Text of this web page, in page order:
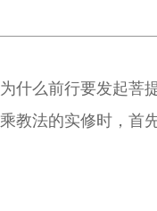
为什么前行要发起菩
乘教法的实修时，首